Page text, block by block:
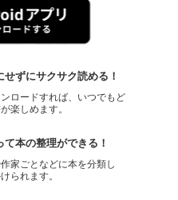
せずにサクサク読める！
ロードすれば、いつでもど
楽しめます。
本の整理ができる！
家ごとなどに本を分類し
られます。